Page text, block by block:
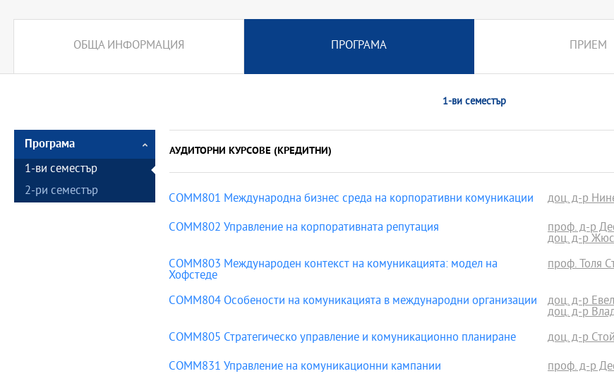
ОБЩА ИНФОРМАЦИЯ ПРОГРАМА ПРИЕМ
1-ви семестър
Програма
1-ви семестър
2-ри семестър
АУДИТОРНИ КУРСОВЕ (КРЕДИТНИ)
COMM801 Meждународна бизнес среда на корпоративни комуникации доц. д-р
COMM802 Управление на корпоративната репутация
проф. д-р
доц. д-р
COMM803 Международен контекст на комуникацията: модел на
Хофстеде
проф. Толя
COMM804 Особености на комуникацията в международни организации доц. д-р
доц. д-р
COMM805 Стратегическо управление и комуникационно планиране доц. д-р
COMM831 Управление на комуникационни кампании
проф. д-р